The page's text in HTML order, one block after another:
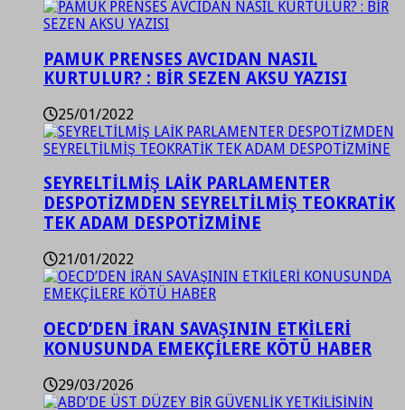
PAMUK PRENSES AVCIDAN NASIL
KURTULUR? : BİR SEZEN AKSU YAZISI
25/01/2022
SEYRELTİLMİŞ LAİK PARLAMENTER
DESPOTİZMDEN SEYRELTİLMİŞ TEOKRATİK
TEK ADAM DESPOTİZMİNE
21/01/2022
OECD’DEN İRAN SAVAŞININ ETKİLERİ
KONUSUNDA EMEKÇİLERE KÖTÜ HABER
29/03/2026